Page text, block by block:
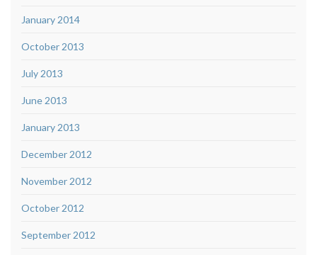
January 2014
October 2013
July 2013
June 2013
January 2013
December 2012
November 2012
October 2012
September 2012